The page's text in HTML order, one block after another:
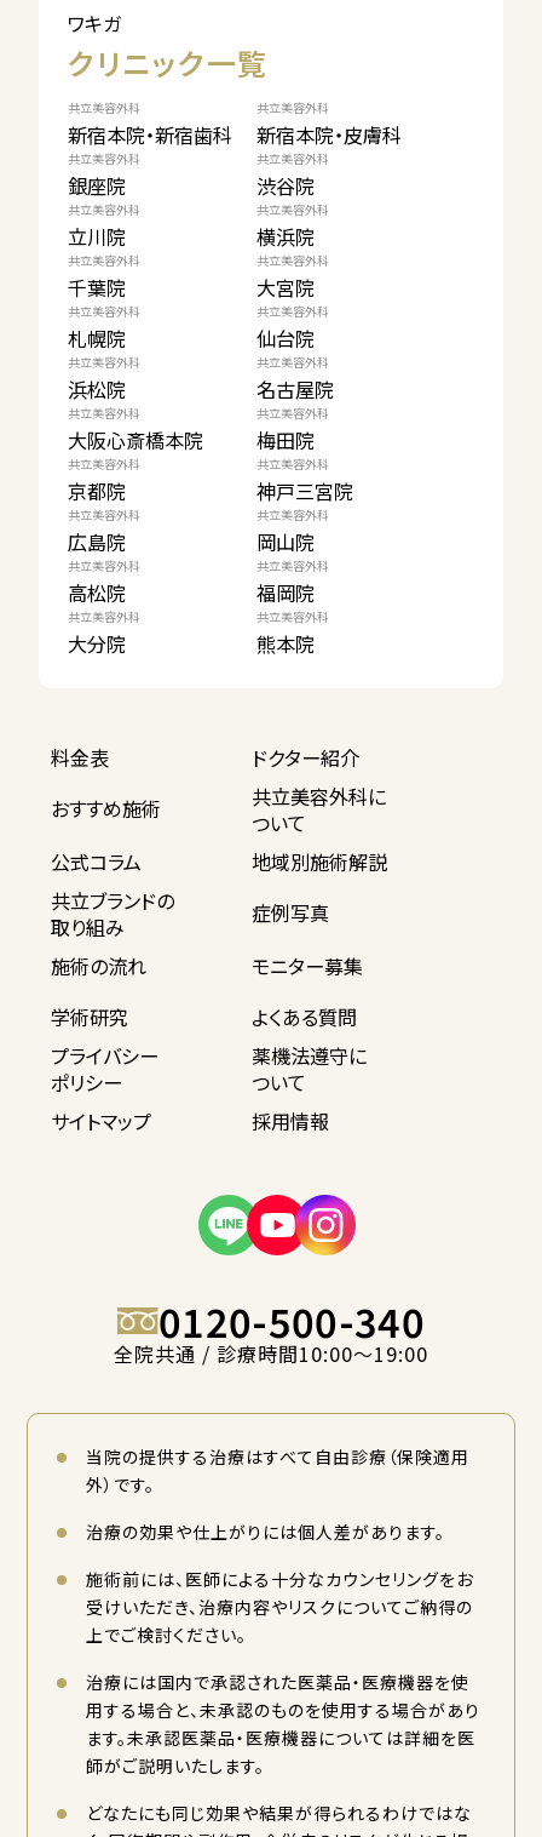
ワキガ
クリニック一覧
共立美容外科
新宿本院・新宿歯科
共立美容外科
新宿本院・皮膚科
共立美容外科
銀座院
共立美容外科
渋谷院
共立美容外科
立川院
共立美容外科
横浜院
共立美容外科
千葉院
共立美容外科
大宮院
共立美容外科
札幌院
共立美容外科
仙台院
共立美容外科
浜松院
共立美容外科
名古屋院
共立美容外科
大阪心斎橋本院
共立美容外科
梅田院
共立美容外科
京都院
共立美容外科
神戸三宮院
共立美容外科
広島院
共立美容外科
岡山院
共立美容外科
高松院
共立美容外科
福岡院
共立美容外科
大分院
共立美容外科
熊本院
料金表
ドクター紹介
おすすめ施術
共立美容外科に
ついて
公式コラム
地域別施術解説
共立ブランドの
取り組み
症例写真
施術の流れ
モニター募集
学術研究
よくある質問
プライバシー
ポリシー
薬機法遵守に
ついて
サイトマップ
採用情報
0120-500-340
全院共通 / 診療時間10:00〜19:00
当院の提供する治療はすべて自由診療（保険適用
外）です。
治療の効果や仕上がりには個人差があります。
施術前には、医師による十分なカウンセリングをお
受けいただき、治療内容やリスクについてご納得の
上でご検討ください。
治療には国内で承認された医薬品・医療機器を使
用する場合と、未承認のものを使用する場合があり
ます。未承認医薬品・医療機器については詳細を医
師がご説明いたします。
どなたにも同じ効果や結果が得られるわけではな